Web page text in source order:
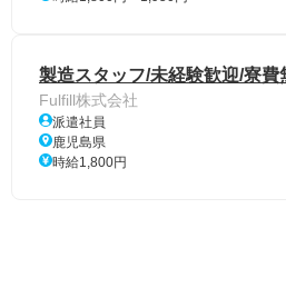
製造スタッフ/未経験歓迎/寮費
Fulfill株式会社
派遣社員
鹿児島県
時給1,800円